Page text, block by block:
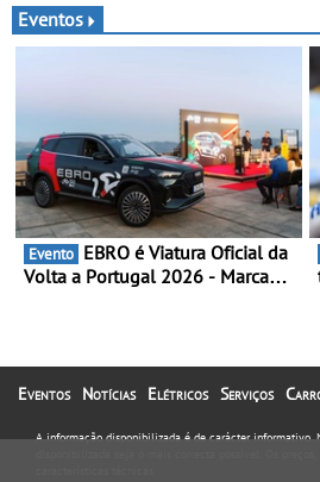
Eventos
Evento
Volta a Portugal 2026 - Marca
energia às estradas de Portugal
Eventos Notícias Elétricos Serviços
A informação disponibilizada é de carácter informativo.
disponibilizada seja o mais correcta possível. Os